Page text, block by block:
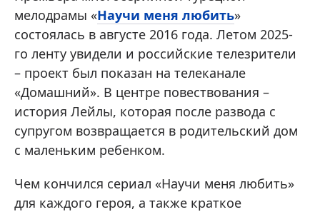
мелодрамы «Научи меня любить»
состоялась в августе 2016 года. Летом 2025-
го ленту увидели и российские телезрители
– проект был показан на телеканале
«Домашний». В центре повествования –
история Лейлы, которая после развода с
супругом возвращается в родительский дом
с маленьким ребенком.
Чем кончился сериал «Научи меня любить»
для каждого героя, а также краткое